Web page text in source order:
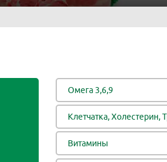
Омега 3,6,9
Клетчатка, Холестерин,
Витамины